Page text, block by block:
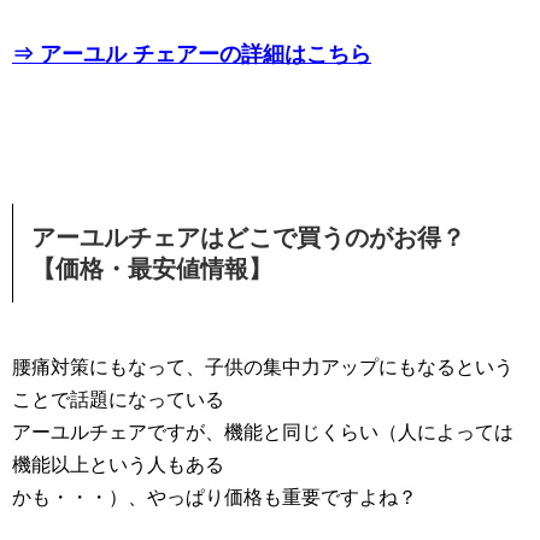
⇒ アーユル チェアーの詳細はこちら
アーユルチェアはどこで買うのがお得？
【価格・最安値情報】
腰痛対策にもなって、子供の集中力アップにもなるという
ことで話題になっている
アーユルチェアですが、機能と同じくらい（人によっては
機能以上という人もある
かも・・・）、やっぱり価格も重要ですよね？